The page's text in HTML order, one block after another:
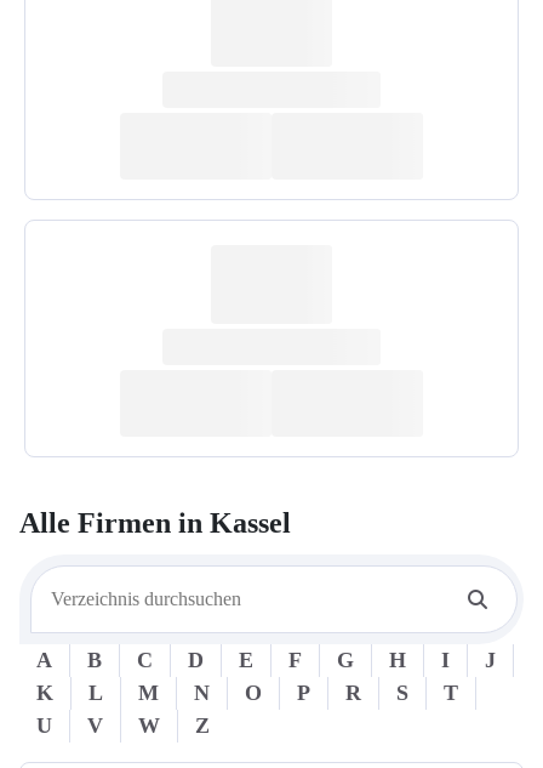
Alle Firmen in Kassel
A B C D E F G H I
J
K
L M N O P R S
T
U
V W Z